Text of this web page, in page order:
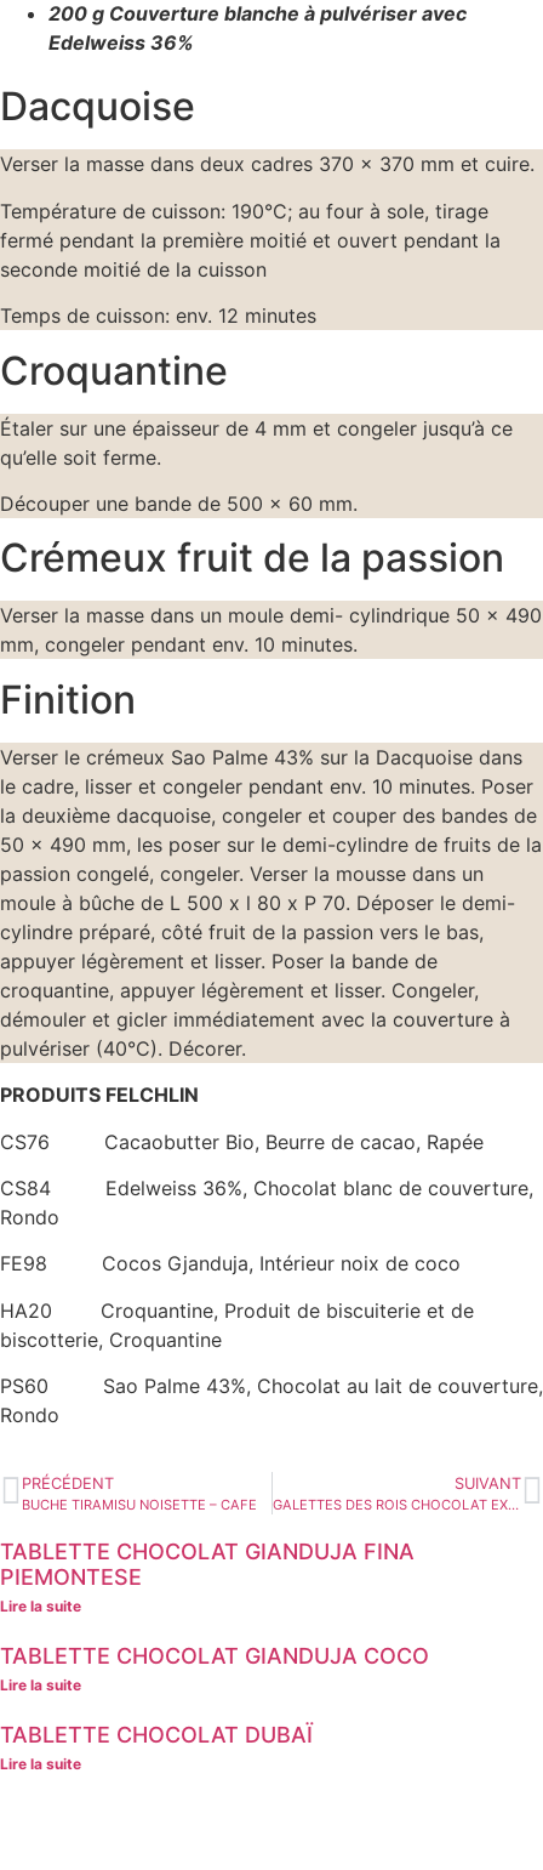
200 g Couverture blanche à pulvériser avec
Edelweiss 36%
Dacquoise
Verser la masse dans deux cadres 370 x 370 mm et cuire.
Température de cuisson: 190°C; au four à sole, tirage
fermé pendant la première moitié et ouvert pendant la
seconde moitié de la cuisson
Temps de cuisson: env. 12 minutes
Croquantine
Étaler sur une épaisseur de 4 mm et congeler jusqu’à ce
qu’elle soit ferme.
Découper une bande de 500 x 60 mm.
Crémeux fruit de la passion
Verser la masse dans un moule demi- cylindrique 50 x 490
mm, congeler pendant env. 10 minutes.
Finition
Verser le crémeux Sao Palme 43% sur la Dacquoise dans
le cadre, lisser et congeler pendant env. 10 minutes. Poser
la deuxième dacquoise, congeler et couper des bandes de
50 x 490 mm, les poser sur le demi-cylindre de fruits de la
passion congelé, congeler. Verser la mousse dans un
moule à bûche de L 500 x l 80 x P 70. Déposer le demi-
cylindre préparé, côté fruit de la passion vers le bas,
appuyer légèrement et lisser. Poser la bande de
croquantine, appuyer légèrement et lisser. Congeler,
démouler et gicler immédiatement avec la couverture à
pulvériser (40°C). Décorer.
PRODUITS FELCHLIN
CS76 Cacaobutter Bio, Beurre de cacao, Rapée
CS84 Edelweiss 36%, Chocolat blanc de couverture,
Rondo
FE98 Cocos Gjanduja, Intérieur noix de coco
HA20 Croquantine, Produit de biscuiterie et de
biscotterie, Croquantine
PS60 Sao Palme 43%, Chocolat au lait de couverture,
Rondo
PRÉCÉDENT
BUCHE TIRAMISU NOISETTE – CAFE
SUIVANT
GALETTES DES ROIS CHOCOLAT EXTRÊME
TABLETTE CHOCOLAT GIANDUJA FINA
PIEMONTESE
Lire la suite
TABLETTE CHOCOLAT GIANDUJA COCO
Lire la suite
TABLETTE CHOCOLAT DUBAÏ
Lire la suite